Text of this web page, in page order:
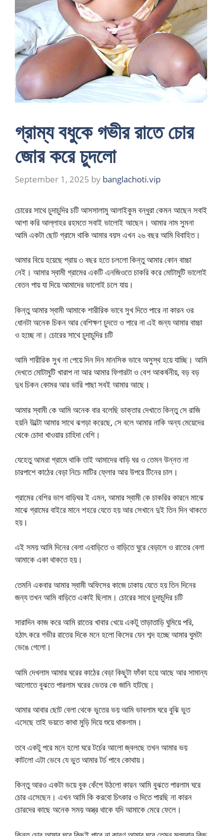
গ্রাম্য বধুকে গভীর রাতে চোর
জোর করে চুদলো
September 1, 2025 by banglachoti.vip
চোরের সাথে চুদাচুদির চটি আসসালামু আলাইকুম বন্ধুরা কেমন আছেন সবাই
আশা করি আল্লাহর রহমতে সবাই ভালোই আছেন। আমার নাম সুমনা
আমি একটা ছোট গ্রামে থাকি আমার বয়স এখন ২৬ বছর আমি বিবাহিত।
আমার বিয়ে হয়েছে প্রায় ৩ বছর হতে চললো কিন্তু আমার কোন বাচ্চা
নেই। আমার স্বামী গ্রামের একটি এনজিওতে চাকরি করে মোটামুটি ভালোই
বেতন পায় যা দিয়ে আমাদের ভালোই চলে যায়।
কিন্তু আমার স্বামী আমাকে শারীরিক ভাবে সুখ দিতে পারে না কারন ওর
ধোনটা অনেক চিকন আর বেশিক্ষণ চুদতে ও পারে না এই জন্য আমার বাচ্চা
ও হচ্ছে না। চোরের সাথে চুদাচুদির চটি
আমি শারীরিক সুখ না পেয়ে দিন দিন মানসিক ভাবে অসুস্থ হয়ে যাচ্ছি। আমি
দেখতে মোটামুটি খারাপ না আর আমার ফিগারটা ও বেশ আকর্ষনীয়, বড় বড়
দুধ চিকন কোমর আর ভারি পাছা সবই আমার আছে।
আমার স্বামী কে আমি অনেক বার বলেছি ডাক্তার দেখাতে কিন্তু সে রাজি
হয়নি উল্টো আমার সাথে ঝগড়া করেছে, সে বলে আমার নাকি অন্য মেয়েদের
থেকে চোদা খাওয়ার চাহিদা বেশি।
যেহেতু আমরা গ্রামে থাকি তাই আমাদের বাড়ি ঘর ও তেমন উন্নত না
চারপাশে কাঠের বেড়া নিচে মাটির ফ্লোর আর উপরে টিনের চাল।
গ্রামের বেশির ভাগ বাড়িঘর ই এমন, আমার স্বামী কে চাকরির কারনে মাঝে
মাঝে গ্রামের বাইরে মানে শহরে যেতে হয় আর সেখানে দুই তিন দিন থাকতে
হয়।
এই সময় আমি দিনের বেলা এবাড়িতে ও বাড়িতে ঘুরে বেড়ালে ও রাতের বেলা
আমাকে একা থাকতে হয়।
তেমনি একবার আমার স্বামী অফিসের কাজে ঢাকায় যেতে হয় তিন দিনের
জন্য তখন আমি বাড়িতে একাই ছিলাম। চোরের সাথে চুদাচুদির চটি
সারাদিন কাজ করে আমি রাতের খাবার খেয়ে একটু তাড়াতাড়ি ঘুমিয়ে পরি,
হঠাৎ করে গভীর রাতের দিকে মনে হলো কিসের যেন শব্দ হচ্ছে আমার ঘুমটা
ভেঙে গেলো।
আমি দেখলাম আমার ঘরের কাঠের বেড়া কিছুটা ফাঁকা হয়ে আছে আর সামান্য
আলোতে বুঝতে পারলাম ঘরের ভেতর কে জানি হাটছে।
আমার আবার ছোট বেলা থেকে ভুতের ভয় আমি ভাবলাম ঘরে বুঝি ভুত
এসেছে তাই ভয়তে কাথা মুড়ি দিয়ে শুয়ে থাকলাম।
তবে একটু পরে মনে হলো ঘরে টর্চের আলো জ্বলছে তখন আমার ভয়
কাটলো এটা ভেবে যে ভুত আমার টর্চ পাবে কোথায়।
কিন্তু আরও একটা ভয়ে বুক কেঁপে উঠলো কারন আমি বুঝতে পারলাম ঘরে
চোর এসেছেন। এখন আমি কি করবো চিৎকার ও দিতে পারছি না কারন
চোরদের কাছে অনেক সময় অস্ত্র থাকে যদি আমাকে মেরে ফেলে।